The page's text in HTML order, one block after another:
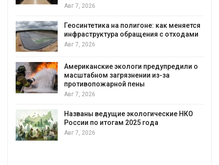
Авг 7, 2026
Геосинтетика на полигоне: как меняется
инфраструктура обращения с отходами
Авг 7, 2026
Американские экологи предупредили о
масштабном загрязнении из-за
противопожарной пены
Авг 7, 2026
Названы ведущие экологические НКО
России по итогам 2025 года
Авг 7, 2026